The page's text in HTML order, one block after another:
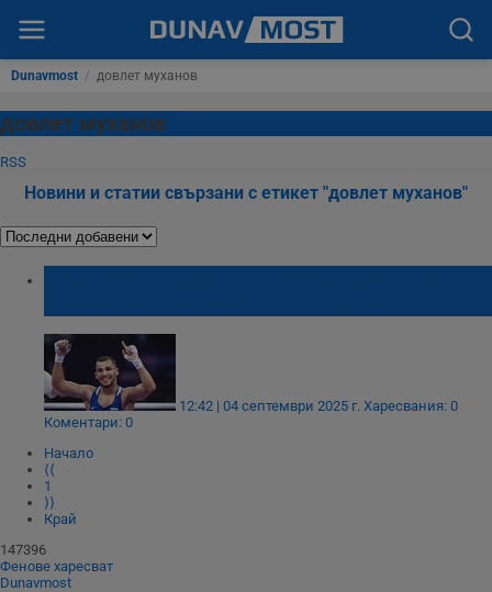
Dunavmost / довлет муханов
довлет муханов
RSS
Новини и статии свързани с етикет "довлет муханов"
12:42 | 04 септември 2025 г. Харесвания: 0
Коментари: 0
Начало
⟨⟨
1
⟩⟩
Край
147396
Фенове харесват
Dunavmost